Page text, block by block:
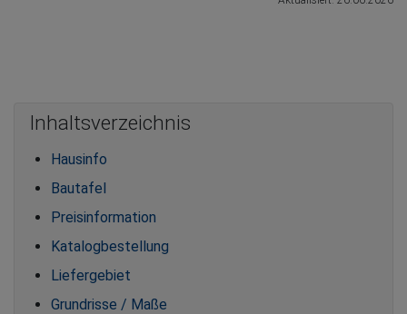
Inhaltsverzeichnis
Hausinfo
Bautafel
Preisinformation
Katalogbestellung
Liefergebiet
Grundrisse / Maße